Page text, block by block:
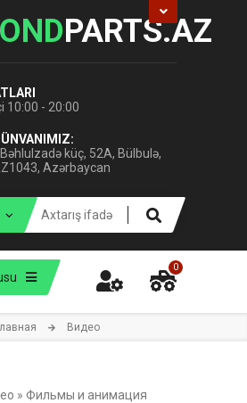
PARTS.AZ
10:00 - 20:00
küç, 52A, Bülbulə,
Azərbaycan
0
Видео
» Фильмы и анимация